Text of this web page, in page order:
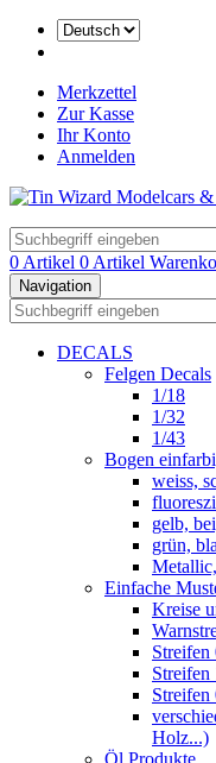
Merkzettel
Zur Kasse
Ihr Konto
Anmelden
0 Artikel 0 Artikel
Navigation
DECALS
Felgen Decals
1/18
1/32
1/43
Bogen
weiss,
gelb,
grün,
Einfache
Kreise
Streifen
Streifen
Streifen
Holz...)
Öl Produkte